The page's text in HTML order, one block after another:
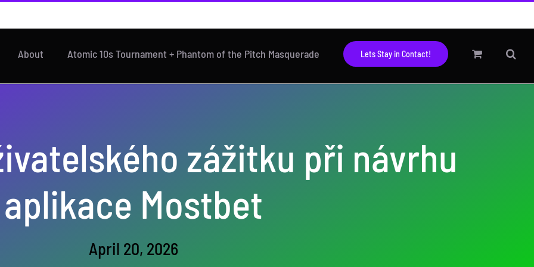
About Atomic 10s Tournament + Phantom of the Pitch Masquerade Lets Stay in Contact!
zážitku při návrhu
aplikace Mostbet
April 20, 2026